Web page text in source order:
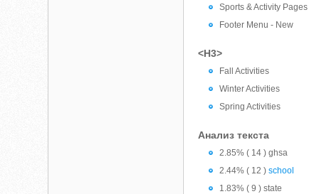
Sports & Activity Pages
Footer Menu - New
<H3>
Fall Activities
Winter Activities
Spring Activities
Анализ текста
2.85% ( 14 ) ghsa
2.44% ( 12 )school
1.83% ( 9 ) state